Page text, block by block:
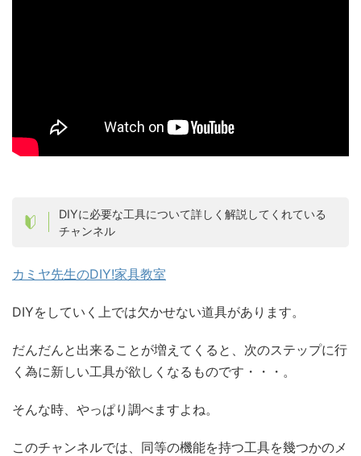
DIYに必要な工具について詳しく解説してくれている
チャンネル
カミヤ先生のDIY!家具教室
DIYをしていく上では欠かせない道具があります。
だんだんと出来ることが増えてくると、次のステップに行
く為に新しい工具が欲しくなるものです・・・。
そんな時、やっぱり調べますよね。
このチャンネルでは、同等の機能を持つ工具を幾つかのメ